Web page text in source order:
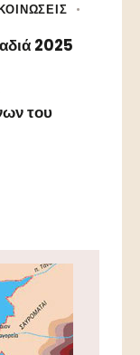
2025
του